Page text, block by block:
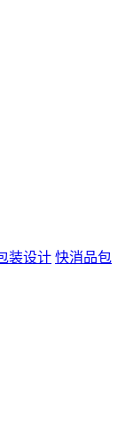
装设计 快消品包